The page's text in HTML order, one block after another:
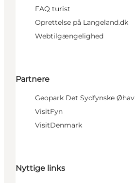
FAQ turist
Oprettelse på Langeland.dk
Webtilgængelighed
Partnere
Geopark Det Sydfynske Øhav
VisitFyn
VisitDenmark
Nyttige links